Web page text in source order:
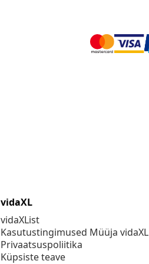
vidaXL
vidaXList
Kasutustingimused Müüja vidaXL
Privaatsuspoliitika
Küpsiste teave